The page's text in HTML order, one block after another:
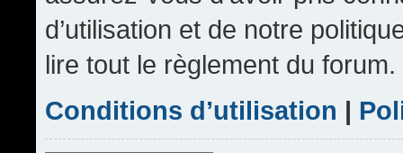
d’utilisation et de notre
lire tout le règlement du forum.
Conditions d’utilisation |